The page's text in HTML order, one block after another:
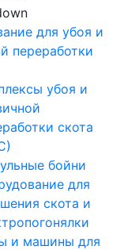
для убоя и
переработки
убоя и
скота
бойни
для
скота и
и машины для